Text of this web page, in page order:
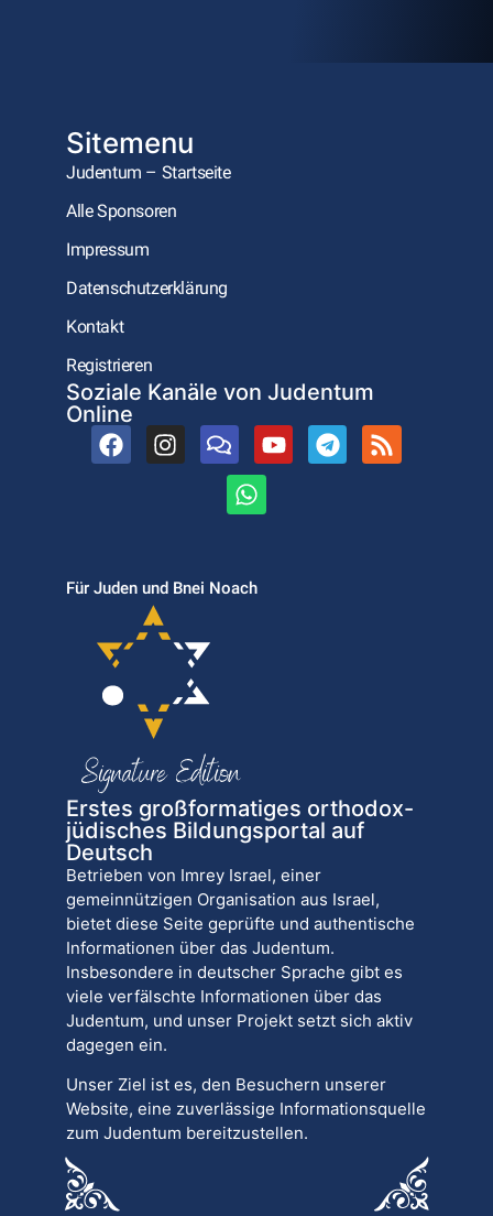
Sitemenu
Judentum – Startseite
Alle Sponsoren
Impressum
Datenschutzerklärung
Kontakt
Registrieren
Soziale Kanäle von Judentum
Online
Für Juden und Bnei Noach
Erstes großformatiges orthodox-
jüdisches Bildungsportal auf
Deutsch
Betrieben von Imrey Israel, einer
gemeinnützigen Organisation aus Israel,
bietet diese Seite geprüfte und authentische
Informationen über das Judentum.
Insbesondere in deutscher Sprache gibt es
viele verfälschte Informationen über das
Judentum, und unser Projekt setzt sich aktiv
dagegen ein.
Unser Ziel ist es, den Besuchern unserer
Website, eine zuverlässige Informationsquelle
zum Judentum bereitzustellen.